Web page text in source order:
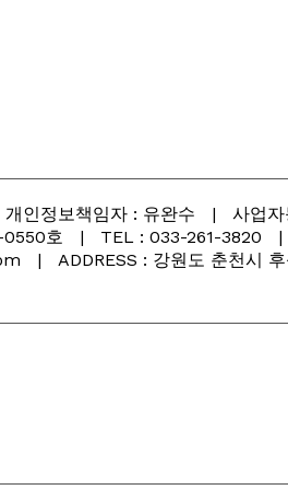
정보책임자 : 유완수 | 사업자
-0550호 | TEL : 033-261-3820
| ADDRESS : 강원도 춘천시 후